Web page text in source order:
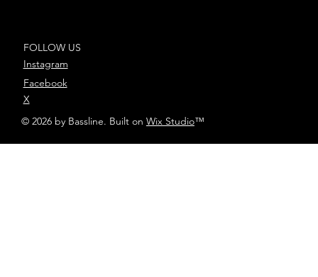
FOLLOW US
Instagram
Facebook
X
© 2026 by Bassline. Built on Wix Studio™